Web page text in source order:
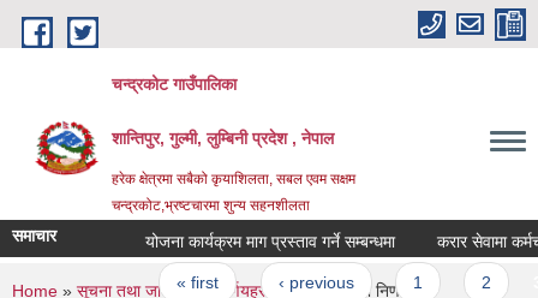
Skip to main content
चन्द्रकोट गाउँपालिका
शान्तिपुर, गुल्मी, लुम्बिनी प्रदेश , नेपाल
हरेक क्षेत्रमा सबैको कृयाशिलता, सबल एवम सक्षम
चन्द्रकोट,भ्रष्टचारमा शुन्य सहनशीलता
समाचार योजना कार्यक्रम माग प्रस्ताव गर्ने सम्बन्धमा करार सेवामा
Pages
« first ‹ previous 1
Home » सूचना तथा जानकारी»निर्णयहरु » नगरपालिकाका निर्णयहरु